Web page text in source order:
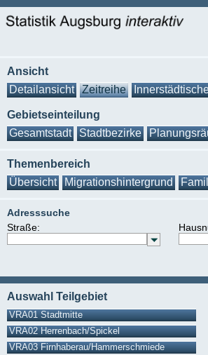
Ansicht
Detailansicht
Zeitreihe
Gebietseinteilung
Gesamtstadt
Stadtbezirke
Themenbereich
Übersicht
Migrationshintergrund
Adresssuche
Straße:
Auswahl Teilgebiet
VRA01 Stadtmitte
VRA02 Herrenbach/Spickel
VRA03 Firnhaberau/Hammerschmiede